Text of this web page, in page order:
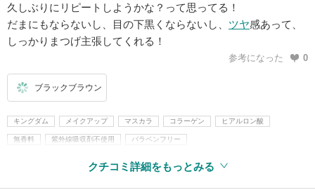
久しぶりにリピートしようかな？って思ってる！
だまにもならないし、目の下黒くならないし、 ツヤ感あって、
しっかりまつげ主張してくれる！
参考になった 0
ブラックブラウン
キングダム メイクアップ マスカラ コラーゲン ヒアルロン酸
無香料 紫外線吸収剤不使用 パラベンフリー
クチコミ詳細をもっとみる